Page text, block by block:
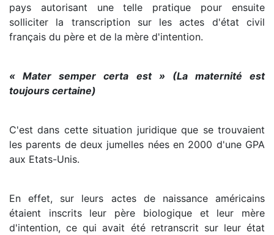
pays autorisant une telle pratique pour ensuite
solliciter la transcription sur les actes d'état civil
français du père et de la mère d'intention.
« Mater semper certa est » (La maternité est
toujours certaine)
C'est dans cette situation juridique que se trouvaient
les parents de deux jumelles nées en 2000 d'une GPA
aux Etats-Unis.
En effet, sur leurs actes de naissance américains
étaient inscrits leur père biologique et leur mère
d'intention, ce qui avait été retranscrit sur leur état